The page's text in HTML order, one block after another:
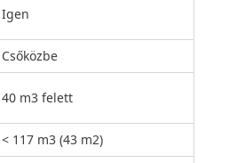
Igen
Csőközbe
40 m3 felett
< 117 m3 (43 m2)